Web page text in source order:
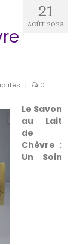
21
AOÛT 2023
| 0
Le Savon
au Lait
de
Chèvre :
Un Soin